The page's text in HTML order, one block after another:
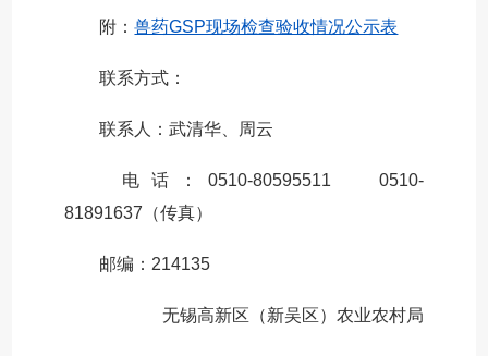
附：兽药GSP现场检查验收情况公示表
联系方式：
联系人：武清华、周云
电话：0510-80595511 0510-
81891637（传真）
邮编：214135
无锡高新区（新吴区）农业农村局